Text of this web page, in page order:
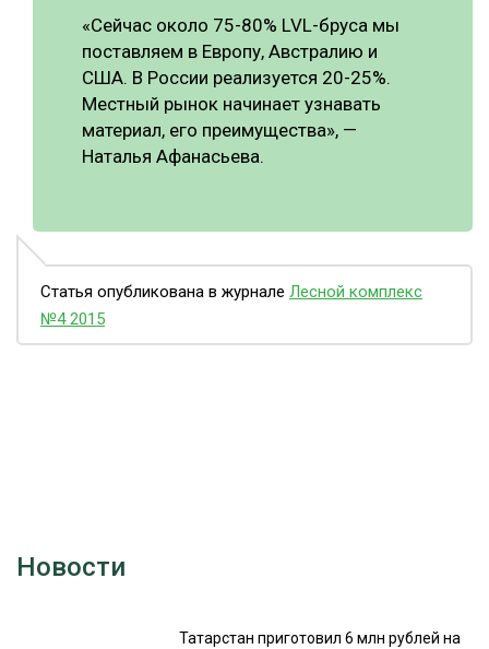
«Сейчас около 75-80% LVL-бруса мы
поставляем в Европу, Австралию и
США. В России реализуется 20-25%.
Местный рынок начинает узнавать
материал, его преимущества», —
Наталья Афанасьева.
Статья опубликована в журнале Лесной комплекс
№4 2015
Новости
Татарстан приготовил 6 млн рублей на